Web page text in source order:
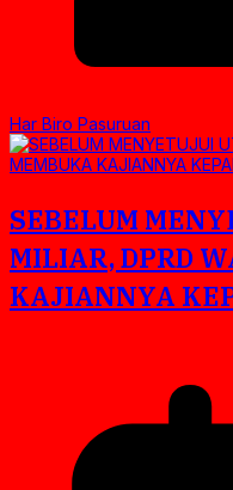
Har Biro Pasuruan
SEBELUM
MILIAR, DPRD
KAJIANNYA